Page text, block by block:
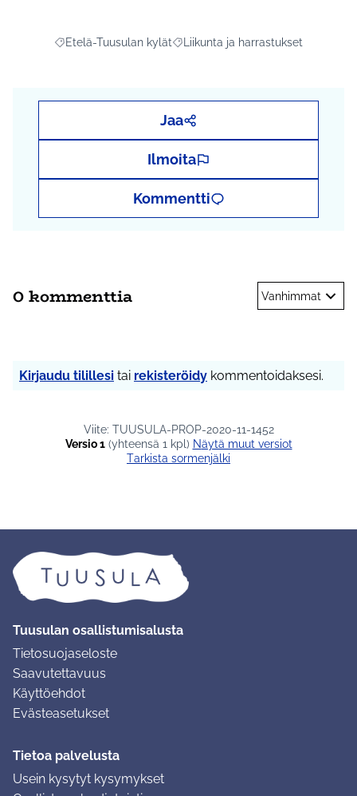
Rajaa tulokset aihepiirin mukaan: Etelä-Tuusulan kylät
Etelä-Tuusulan kylätRajaa tulokset teeman mukaan:
Liikunta ja harrastukset
Jaa
Ilmoita
Kommentti
0 kommenttia Vanhimmat
Kirjaudu tilillesi tai rekisteröidy kommentoidaksesi.
Viite: TUUSULA-PROP-2020-11-1452
Versio 1(yhteensä 1 kpl)
näytä muut versiot
Tarkista sormenjälki
Tuusulan osallistumisalusta
Tietosuojaseloste
Saavutettavuus
Käyttöehdot
Evästeasetukset
Tietoa palvelusta
Usein kysytyt kysymykset